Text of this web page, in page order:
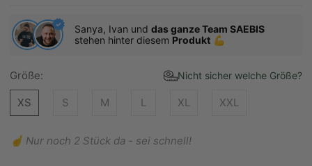
Sanya, Ivan und das ganze Team SAEBIS
stehen hinter diesem Produkt 💪
Größe: Nicht sicher welche Größe?
XS S M L XL XXL
☝️ Nur noch 2 Stück da - sei schnell!